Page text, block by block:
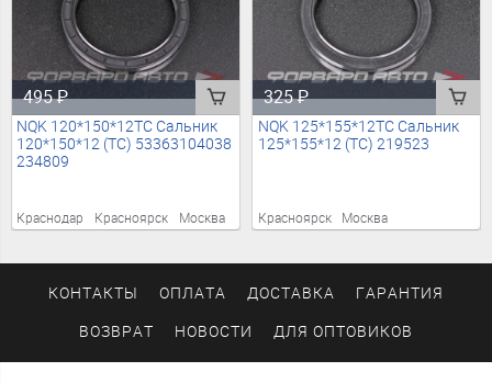
495₽
NQK 120*150*12TC Сальник
120*150*12 (TC) 53363104038
234809
Краснодар Красноярск Москва
325₽
NQK 125*155*12TC Сальник
125*155*12 (TC) 219523
Красноярск Москва
КОНТАКТЫ ОПЛАТА ДОСТАВКА ГАРАНТИЯ
ВОЗВРАТ НОВОСТИ ДЛЯ ОПТОВИКОВ